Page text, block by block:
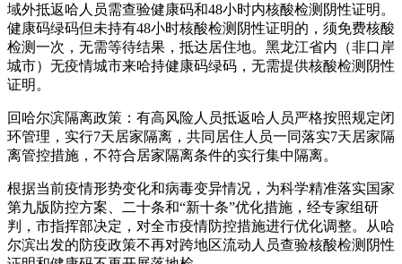
域外抵返哈人员需查验健康码和48小时内核酸检测阴性证明。
健康码绿码但未持有48小时核酸检测阴性证明的，须免费核酸
检测一次，无需等待结果，抵达居住地。黑龙江省内（非口岸
城市）无疫情城市来哈持健康码绿码，无需提供核酸检测阴性
证明。
回哈尔滨隔离政策：有高风险人员抵返哈人员严格按照规定闭
环管理，实行7天居家隔离，共同居住人员一同落实7天居家隔
离管控措施，不符合居家隔离条件的实行集中隔离。
根据当前疫情形势变化和病毒变异情况，为科学精准落实国家
第九版防控方案、二十条和“新十条”优化措施，经专家组研
判，市指挥部决定，对全市疫情防控措施进行优化调整。从哈
尔滨出发的防疫政策不再对跨地区流动人员查验核酸检测阴性